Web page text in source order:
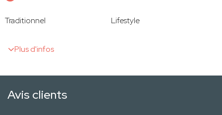
Traditionnel Lifestyle
Plus d'infos
Avis clients